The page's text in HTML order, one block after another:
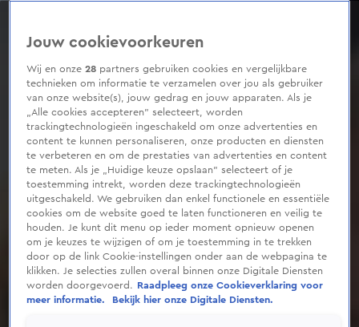
0
seconds
Jouw cookievoorkeuren
Wij en onze28 partners gebruiken cookies en vergelijkbare
technieken om informatie te verzamelen over jou als gebruiker
van onze website(s), jouw gedrag en jouw apparaten. Als je
„Alle cookies accepteren” selecteert, worden
trackingtechnologieën ingeschakeld om onze advertenties en
content te kunnen personaliseren, onze producten en diensten
te verbeteren en om de prestaties van advertenties en content
te meten. Als je „Huidige keuze opslaan” selecteert of je
toestemming intrekt, worden deze trackingtechnologieën
uitgeschakeld. We gebruiken dan enkel functionele en essentiële
cookies om de website goed te laten functioneren en veilig te
houden. Je kunt dit menu op ieder moment opnieuw openen
om je keuzes te wijzigen of om je toestemming in te trekken
door op de link Cookie-instellingen onder aan de webpagina te
klikken. Je selecties zullen overal binnen onze Digitale Diensten
worden doorgevoerd.
Raadpleeg onze Cookieverklaring voor
meer informatie.
Bekijk hier onze Digitale Diensten.